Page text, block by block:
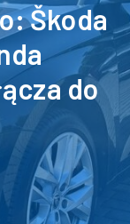
Škoda
do